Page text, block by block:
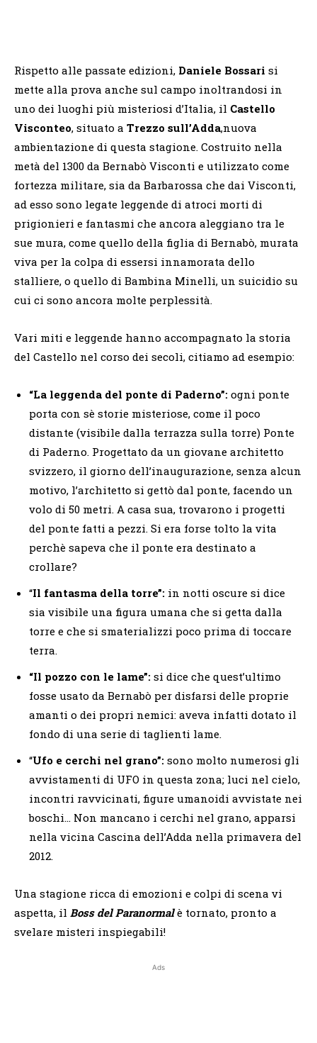
Rispetto alle passate edizioni, Daniele Bossari si
mette alla prova anche sul campo inoltrandosi in
uno dei luoghi più misteriosi d’Italia, il Castello
Visconteo, situato a Trezzo sull’Adda,nuova
ambientazione di questa stagione. Costruito nella
metà del 1300 da Bernabò Visconti e utilizzato come
fortezza militare, sia da Barbarossa che dai Visconti,
ad esso sono legate leggende di atroci morti di
prigionieri e fantasmi che ancora aleggiano tra le
sue mura, come quello della figlia di Bernabò, murata
viva per la colpa di essersi innamorata dello
stalliere, o quello di Bambina Minelli, un suicidio su
cui ci sono ancora molte perplessità.
Vari miti e leggende hanno accompagnato la storia
del Castello nel corso dei secoli, citiamo ad esempio:
“La leggenda del ponte di Paderno”: ogni ponte
porta con sè storie misteriose, come il poco
distante (visibile dalla terrazza sulla torre) Ponte
di Paderno. Progettato da un giovane architetto
svizzero, il giorno dell’inaugurazione, senza alcun
motivo, l’architetto si gettò dal ponte, facendo un
volo di 50 metri. A casa sua, trovarono i progetti
del ponte fatti a pezzi. Si era forse tolto la vita
perchè sapeva che il ponte era destinato a
crollare?
“Il fantasma della torre”: in notti oscure si dice
sia visibile una figura umana che si getta dalla
torre e che si smaterializzi poco prima di toccare
terra.
“Il pozzo con le lame”: si dice che quest’ultimo
fosse usato da Bernabò per disfarsi delle proprie
amanti o dei propri nemici: aveva infatti dotato il
fondo di una serie di taglienti lame.
“Ufo e cerchi nel grano”: sono molto numerosi gli
avvistamenti di UFO in questa zona; luci nel cielo,
incontri ravvicinati, figure umanoidi avvistate nei
boschi… Non mancano i cerchi nel grano, apparsi
nella vicina Cascina dell’Adda nella primavera del
2012.
Una stagione ricca di emozioni e colpi di scena vi
aspetta, il Boss del Paranormalè tornato, pronto a
svelare misteri inspiegabili!
Ads